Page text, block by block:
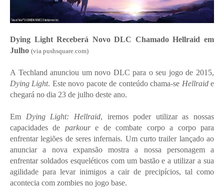
Dying Light Receberá Novo DLC Chamado Hellraid em
Julho (via pushsquare.com)
A Techland anunciou um novo DLC para o seu jogo de 2015,
Dying Light. Este novo pacote de conteúdo chama-se Hellraide
chegará no dia 23 de julho deste ano.
Em Dying Light: Hellraid, iremos poder utilizar as nossas
capacidades de parkoure de combate corpo a corpo para
enfrentar legiões de seres infernais. Um curto trailer lançado ao
anunciar a nova expansão mostra a nossa personagem a
enfrentar soldados esqueléticos com um bastão e a utilizar a sua
agilidade para levar inimigos a cair de precipícios, tal como
acontecia com zombies no jogo base.